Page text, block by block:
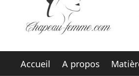
Accueil A propos